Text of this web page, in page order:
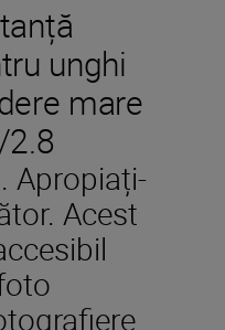
unghi
mare
Apropiați-
Acest